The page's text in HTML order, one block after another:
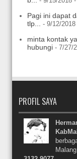
Pagi ini dapat
tlp...
- 9/12/2018
minta kontak
hubungi - 7/27/
PROFIL SAYA